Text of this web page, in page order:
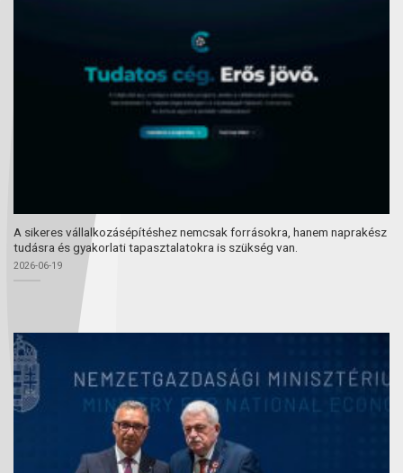
A sikeres vállalkozásépítéshez nemcsak forrásokra, hanem naprakész
tudásra és gyakorlati tapasztalatokra is szükség van.
2026-06-19